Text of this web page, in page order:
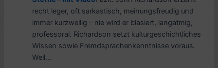
recht leger, oft sarkastisch, meinungsfreudig und
immer kurzweilig – nie wird er blasiert, langatmig,
professoral. Richardson setzt kulturgeschichtliches
Wissen sowie Fremdsprachenkenntnisse voraus.
Weil...